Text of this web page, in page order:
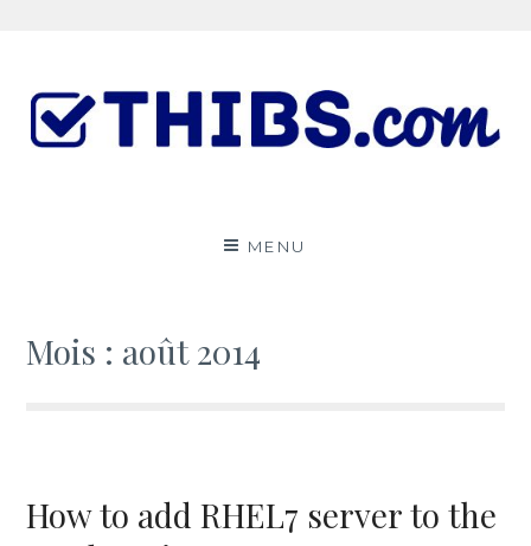
contenu
MENU
Mois : août 2014
How to add RHEL7 server to the